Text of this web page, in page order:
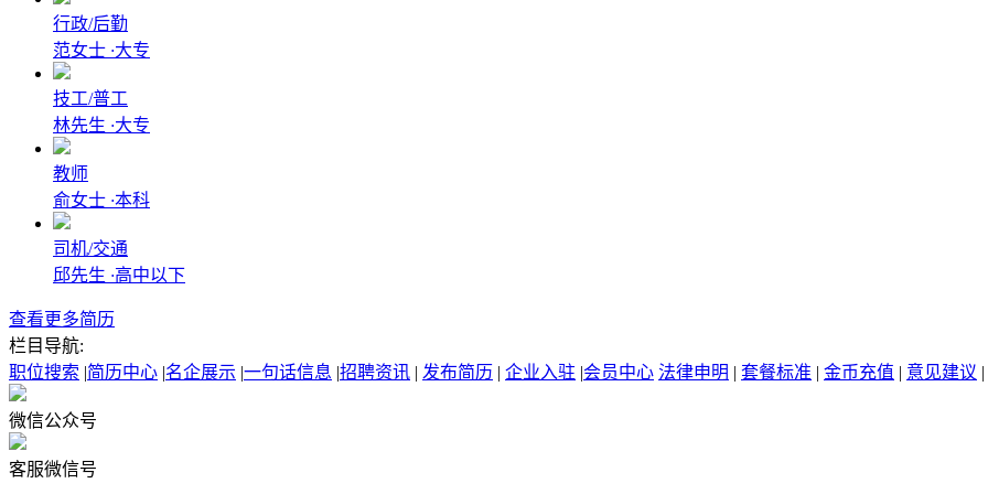
行政/后勤
范女士 ·大专
技工/普工
林先生 ·大专
教师
俞女士 ·本科
司机/交通
邱先生 ·高中以下
查看更多简历
栏目导航:
职位搜索 |简历中心 |名企展示 |一句话信息 |招聘资讯 | 发布简历 | 企业入驻 |会员中心 法律申明 | 套餐标准 | 金币充值 | 意见建议 |
微信公众号
客服微信号